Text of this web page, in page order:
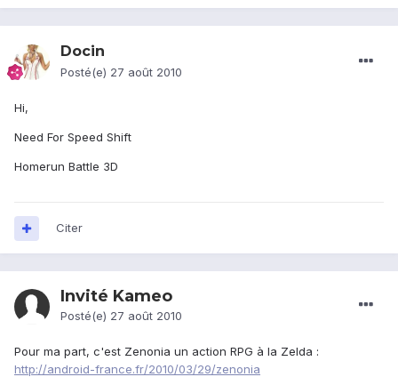
Docin
Posté(e) 27 août 2010
Hi,
Need For Speed Shift
Homerun Battle 3D
Citer
Invité Kameo
Posté(e) 27 août 2010
Pour ma part, c'est Zenonia un action RPG à la Zelda :
http://android-france.fr/2010/03/29/zenonia